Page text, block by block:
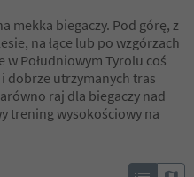
mekka biegaczy. Pod górę, z
na łące lub po wzgórzach
w Południowym Tyrolu coś
dobrze utrzymanych tras
raj dla biegaczy nad
trening wysokościowy na